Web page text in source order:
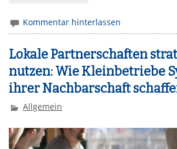
Kommentar hinterlassen
Lokale Partnerschaften
nutzen: Wie Kleinbetriebe
ihrer Nachbarschaft
Allgemein